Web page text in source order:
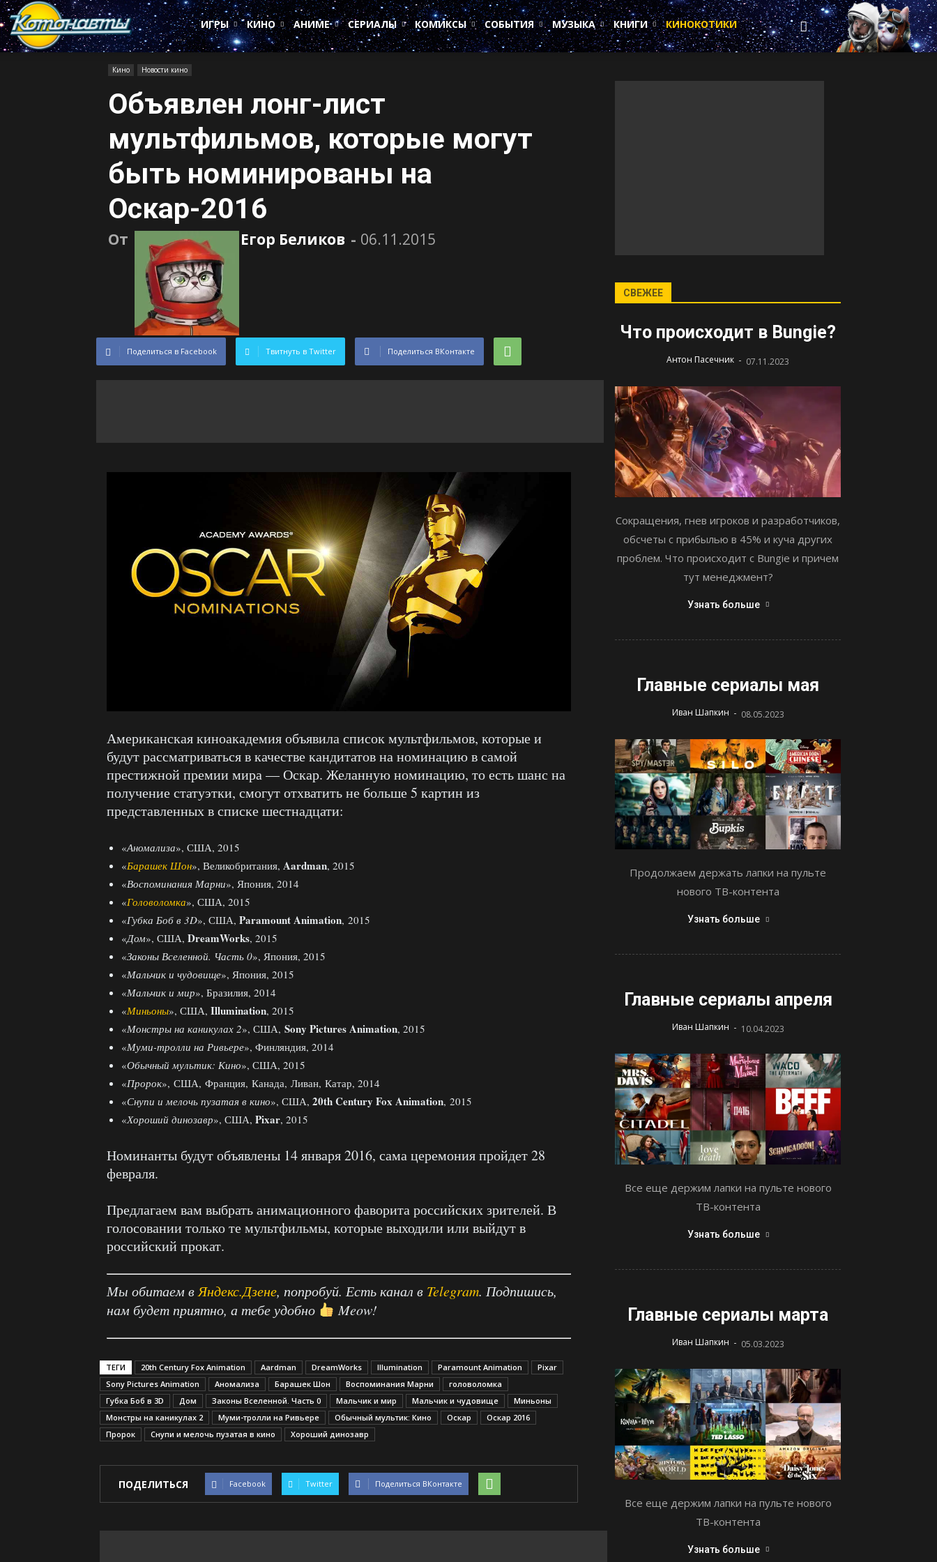
Котонавты
ИГРЫ
КИНО АНИМЕ СЕРИАЛЫ КОМИКСЫ СОБЫТИЯ МУЗЫКА КНИГИ КИНОКОТИКИ
Кино Новости кино
Объявлен лонг-лист
мультфильмов, которые могут
быть номинированы на
Оскар-2016
От Егор Беликов - 06.11.2015
Поделиться в Facebook Твитнуть в Twitter Поделиться ВКонтакте
Американская киноакадемия объявила список мультфильмов, которые и
будут рассматриваться в качестве кандитатов на номинацию в самой
престижной премии мира — Оскар. Желанную номинацию, то есть шанс на
получение статуэтки, смогут отхватить не больше 5 картин из
представленных в списке шестнадцати:
«Аномализа», США, 2015
«Барашек Шон», Великобритания, Aardman, 2015
«Воспоминания Марни», Япония, 2014
«Головоломка», США, 2015
«Губка Боб в 3D», США, Paramount Animation, 2015
«Дом», США, DreamWorks, 2015
«Законы Вселенной. Часть 0», Япония, 2015
«Мальчик и чудовище», Япония, 2015
«Мальчик и мир», Бразилия, 2014
«Миньоны», США, Illumination, 2015
«Монстры на каникулах 2», США, Sony Pictures Animation, 2015
«Муми-тролли на Ривьере», Финляндия, 2014
«Обычный мультик: Кино», США, 2015
«Пророк», США, Франция, Канада, Ливан, Катар, 2014
«Снупи и мелочь пузатая в кино», США, 20th Century Fox Animation, 2015
«Хороший динозавр», США, Pixar, 2015
Номинанты будут объявлены 14 января 2016, сама церемония пройдет 28
февраля.
Предлагаем вам выбрать анимационного фаворита российских зрителей. В
голосовании только те мультфильмы, которые выходили или выйдут в
российский прокат.
Мы обитаем вЯндекс.Дзене, попробуй. Есть канал в Telegram. Подпишись,
нам будет приятно, а тебе удобно
Meow!
ТЕГИ 20th Century Fox Animation Aardman DreamWorks Illumination Paramount Animation
Pixar
Sony Pictures Animation
Аномализа Барашек Шон Воспоминания Марни
головоломка
Губка Боб в 3D
Дом Законы Вселенной. Часть 0 Мальчик и мир Мальчик и чудовище
Миньоны
Монстры на каникулах 2
Муми-тролли на Ривьере Обычный мультик: Кино Оскар
Оскар 2016
Пророк
Снупи и мелочь пузатая в кино Хороший динозавр
ПОДЕЛИТЬСЯ Facebook Twitter Поделиться ВКонтакте
СВЕЖЕЕ
Что происходит в Bungie?
Антон Пасечник - 07.11.2023
Сокращения, гнев игроков и разработчиков,
обсчеты с прибылью в 45% и куча других
проблем. Что происходит с Bungie и причем
тут менеджмент?
Узнать больше
Главные сериалы мая
Иван Шапкин - 08.05.2023
Продолжаем держать лапки на пульте
нового ТВ-контента
Узнать больше
Главные сериалы апреля
Иван Шапкин - 10.04.2023
Все еще держим лапки на пульте нового
ТВ-контента
Узнать больше
Главные сериалы марта
Иван Шапкин - 05.03.2023
Все еще держим лапки на пульте нового
ТВ-контента
Узнать больше